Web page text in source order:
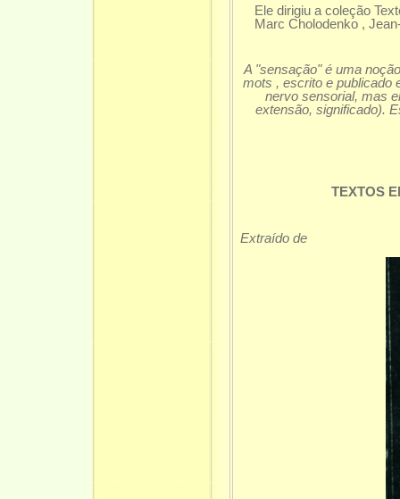
Ele dirigiu a coleção
Marc Cholodenko ,
A "sensação" é uma
mots , escrito e publicado
nervo sensorial, mas
extensão, significado).
TEXTOS
Extraído de